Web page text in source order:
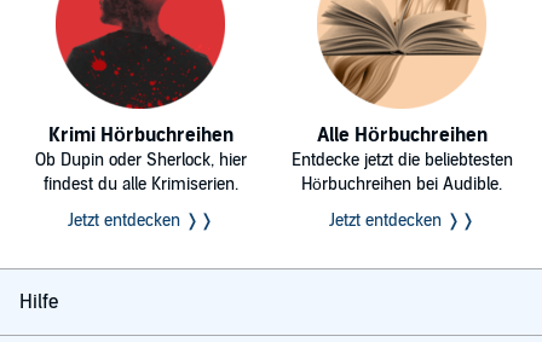
Krimi Hörbuchreihen
Ob Dupin oder Sherlock, hier
findest du alle Krimiserien.
Jetzt entdecken ❭❭
Alle Hörbuchreihen
Entdecke jetzt die beliebtesten
Hörbuchreihen bei Audible.
Jetzt entdecken ❭❭
Hilfe